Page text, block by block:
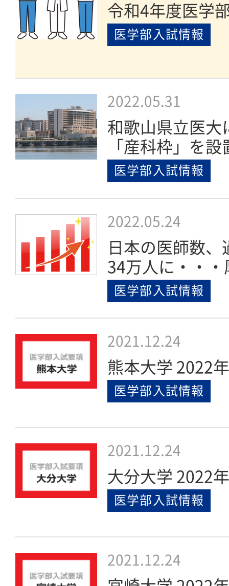
医学部入試情報
令和4年度医学
医学部入試情報
2022.05.31
和歌山県立医大
「産科枠」を設
医学部入試情報
2022.05.24
日本の医師数、
34万人に・・
医学部入試情報
2021.12.24
熊本大学 2022
医学部入試情報
2021.12.24
大分大学 2022
2021.12.24